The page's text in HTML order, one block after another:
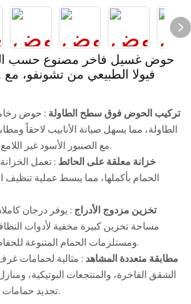
حوض غسيل فاخر مصنوع حسب
فيولا الطبيعي من تشونفو،
تركيب الحوض فوق سطح الطاولة : حوض
الطاولة، مما يسهل صيانة الأنابيب لاحقاً
مع الصنبور الأسود غير اللامع المثبت على سطح الطاولة.
خزانة معلقة على الحائط : تعمل
الحمام بأكملها، مما يبسط عملية
تخزين مزدوج الأدراج : يوفر درجان
مساحة تخزين كبيرة مخفية لأدوات
ومستلزمات الحمام المتنوعة للحفاظ على سطح الطاولة مرتبًا.
مطابقة متعددة المشاهد : مثالية لحمامات
الشقق الفاخرة، والمنتجعات البوتيكية،
تجديد حمامات المنتجعات الصحية التجارية.